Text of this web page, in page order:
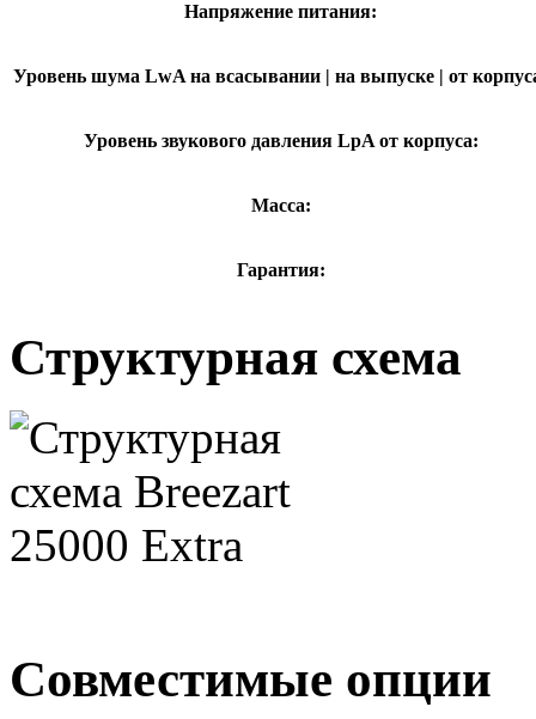
Напряжение питания:
Уровень шума LwA на всасывании | на выпуске | от
Уровень звукового давления LpA от корпуса:
Масса:
Гарантия:
Структурная схема
Совместимые опции